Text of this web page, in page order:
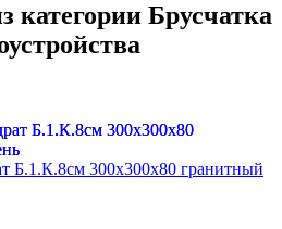
категории Брусчатка
Б.1.К.8см 300х300х80 гранитный